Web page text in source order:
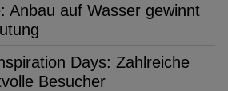
Anbau auf Wasser gewinnt
Days: Zahlreiche
Besucher